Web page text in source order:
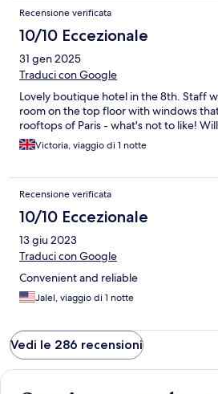
Recensione verificata
10/10 Eccezionale
31 gen 2025
Traduci con Google
Lovely boutique hotel in the 8th. Staff
room on the top floor with windows
rooftops of Paris - what's not to like!
Victoria, viaggio di 1 notte
Recensione verificata
10/10 Eccezionale
13 giu 2023
Traduci con Google
Convenient and reliable
Jalel, viaggio di 1 notte
Vedi le 286 recensioni